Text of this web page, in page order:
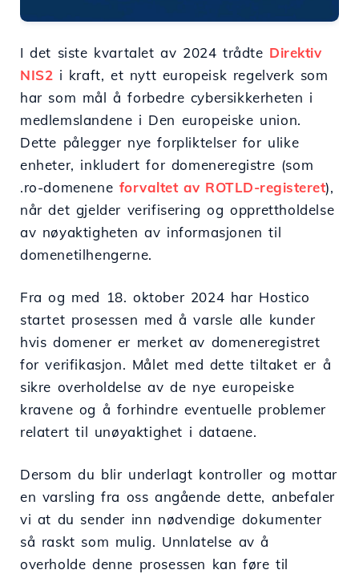
I det siste kvartalet av 2024 trådte Direktiv
NIS2 i kraft, et nytt europeisk regelverk som
har som mål å forbedre cybersikkerheten i
medlemslandene i Den europeiske union.
Dette pålegger nye forpliktelser for ulike
enheter, inkludert for domeneregistre (som
.ro-domenene forvaltet av ROTLD-registeret),
når det gjelder verifisering og opprettholdelse
av nøyaktigheten av informasjonen til
domenetilhengerne.
Fra og med 18. oktober 2024 har Hostico
startet prosessen med å varsle alle kunder
hvis domener er merket av domeneregistret
for verifikasjon. Målet med dette tiltaket er å
sikre overholdelse av de nye europeiske
kravene og å forhindre eventuelle problemer
relatert til unøyaktighet i dataene.
Dersom du blir underlagt kontroller og mottar
en varsling fra oss angående dette, anbefaler
vi at du sender inn nødvendige dokumenter
så raskt som mulig. Unnlatelse av å
overholde denne prosessen kan føre til